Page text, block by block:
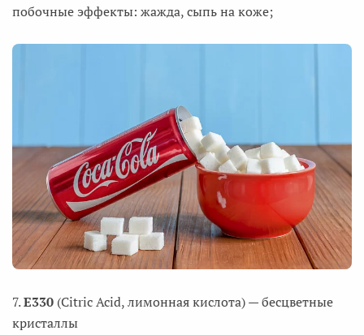
побочные эффекты: жажда, сыпь на коже;
7.Е330 (Citric Acid, лимонная кислота) — бесцветные
кристаллы